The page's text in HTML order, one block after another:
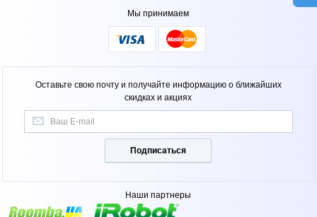
Мы принимаем
Оставьте свою почту и получайте информацию о ближайших
скидках и акциях
Подписаться
Наши партнеры